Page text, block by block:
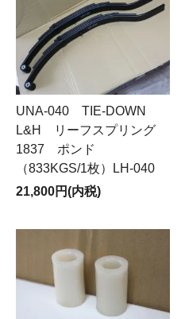
UNA-040 TIE-DOWN
L&H リーフスプリング
1837 ポンド
（833KGS/1枚）LH-040
21,800円(内税)